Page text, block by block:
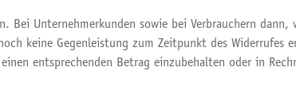
Unternehmerkunden sowie bei Verbrauchern
keine Gegenleistung zum Zeitpunkt des Widerrufes
entsprechenden Betrag einzubehalten oder in